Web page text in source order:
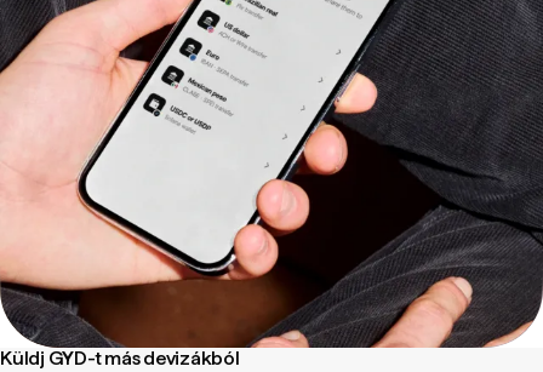
Küldj GYD-t más devizákból